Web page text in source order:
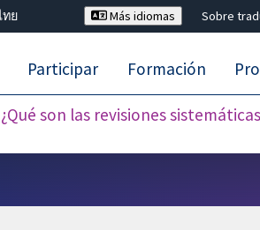
ทย Más idiomas Sobre
¿Qué son las revisiones
Participar Formación